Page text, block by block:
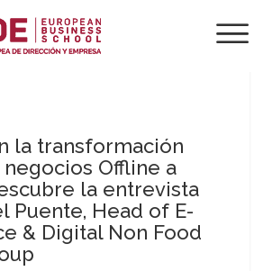
la transformación
Offline a
la entrevista
Puente, Head of E-
& Digital Non Food